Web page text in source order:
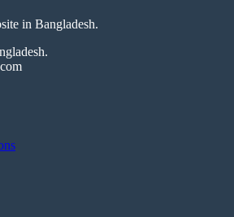
in Bangladesh.